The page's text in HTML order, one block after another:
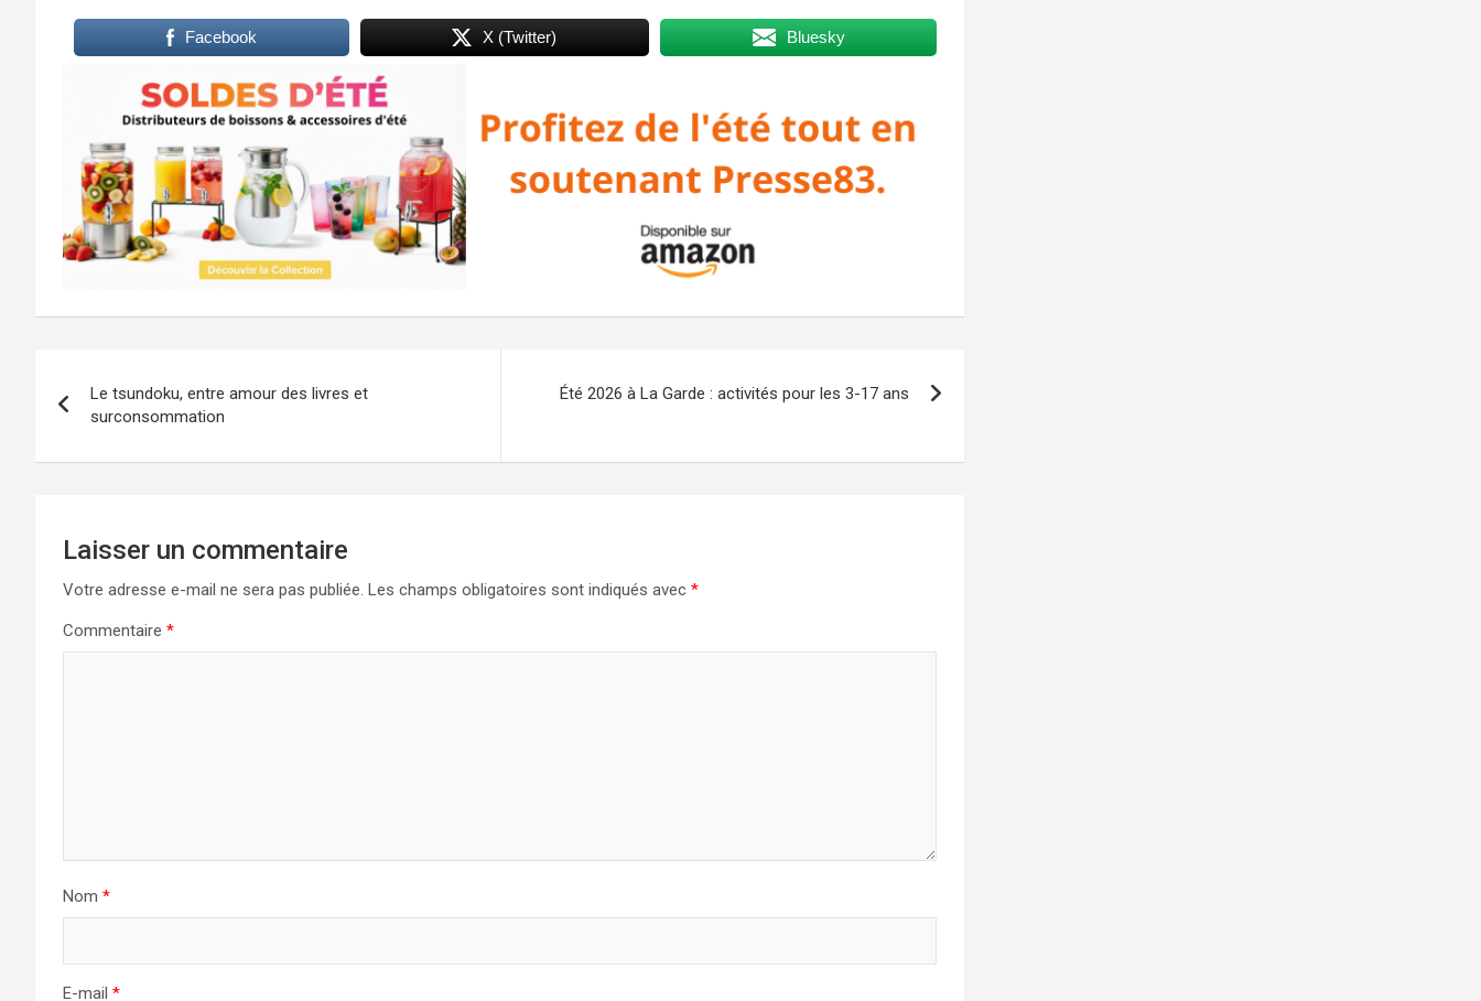
Facebook X (Twitter) Bluesky
de
l’article
Le tsundoku, entre amour des livres et
surconsommation
Été 2026 à La Garde : activités pour les 3-17 ans
Laisser un commentaire
Votre adresse e-mail ne sera pas publiée. Les champs obligatoires sont indiqués avec *
Commentaire *
Nom *
E-mail *